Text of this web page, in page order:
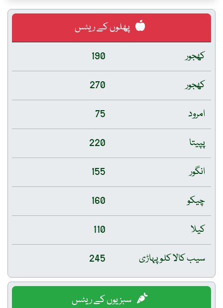
پھلوں کے ریٹس
کھجور
190
کھجور
270
امرود
75
پپیتا
220
انگور
155
چیکو
160
کیلا
110
سیب کالا کلو پہاڑی
245
سبزیوں کے ریٹس